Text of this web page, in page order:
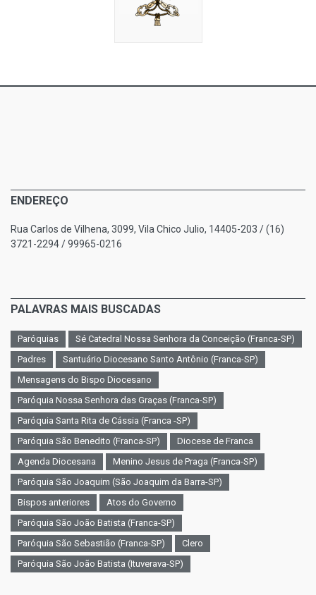
ENDEREÇO
Rua Carlos de Vilhena, 3099, Vila Chico Julio, 14405-203 / (16)
3721-2294 / 99965-0216
PALAVRAS MAIS BUSCADAS
Paróquias
Sé Catedral Nossa Senhora da Conceição (Franca-SP)
Padres
Santuário Diocesano Santo Antônio (Franca-SP)
Mensagens do Bispo Diocesano
Paróquia Nossa Senhora das Graças (Franca-SP)
Paróquia Santa Rita de Cássia (Franca -SP)
Paróquia São Benedito (Franca-SP)
Diocese de Franca
Agenda Diocesana
Menino Jesus de Praga (Franca-SP)
Paróquia São Joaquim (São Joaquim da Barra-SP)
Bispos anteriores
Atos do Governo
Paróquia São João Batista (Franca-SP)
Paróquia São Sebastião (Franca-SP)
Clero
Paróquia São João Batista (Ituverava-SP)